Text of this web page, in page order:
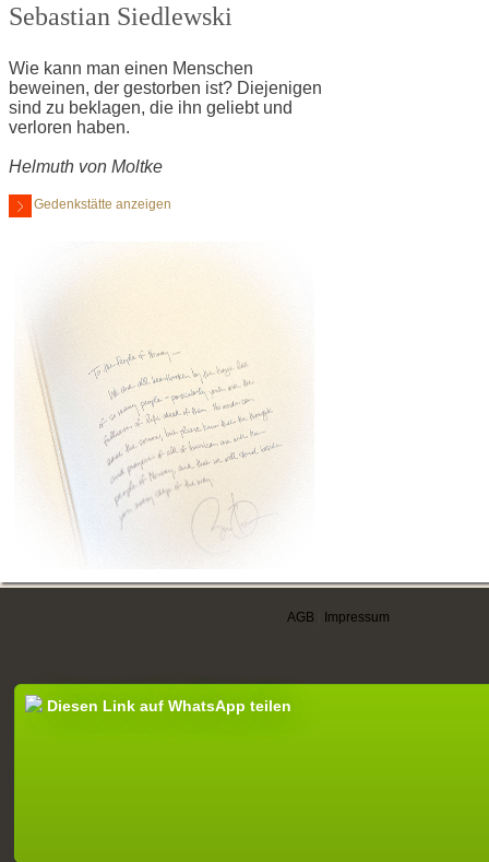
Sebastian Siedlewski
Wie kann man einen Menschen
beweinen, der gestorben ist? Diejenigen
sind zu beklagen, die ihn geliebt und
verloren haben.
Helmuth von Moltke
Gedenkstätte anzeigen
AGB Impressum
Diesen Link auf WhatsApp teilen